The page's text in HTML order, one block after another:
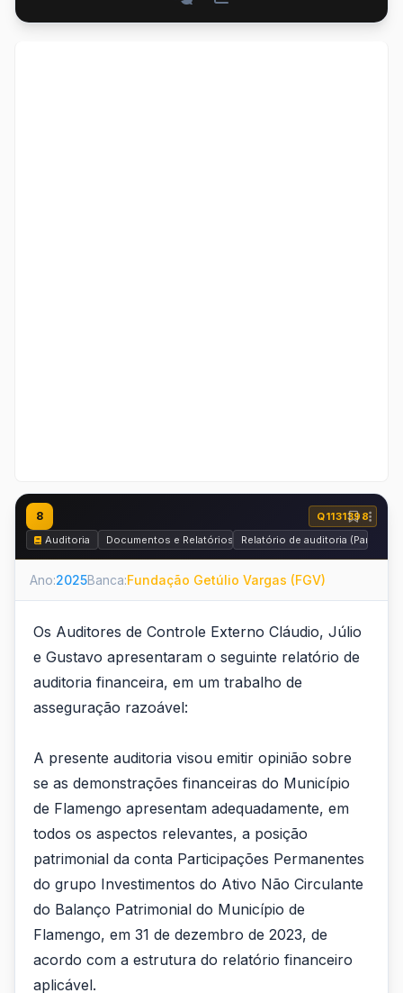
8
Q1131398
Auditoria
Documentos e Relatórios Relatório de auditoria (Parecer
Ano:2025Banca:Fundação Getúlio Vargas (FGV)
Os Auditores de Controle Externo Cláudio, Júlio
e Gustavo apresentaram o seguinte relatório de
auditoria financeira, em um trabalho de
asseguração razoável:
A presente auditoria visou emitir opinião sobre
se as demonstrações financeiras do Município
de Flamengo apresentam adequadamente, em
todos os aspectos relevantes, a posição
patrimonial da conta Participações Permanentes
do grupo Investimentos do Ativo Não Circulante
do Balanço Patrimonial do Município de
Flamengo, em 31 de dezembro de 2023, de
acordo com a estrutura do relatório financeiro
aplicável.